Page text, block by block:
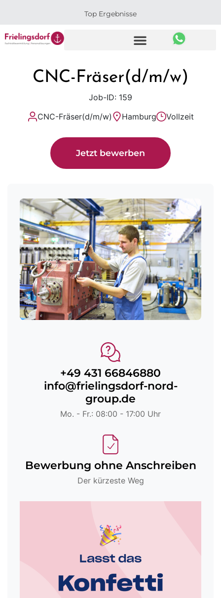
Top Ergebnisse
CNC-Fräser(d/m/w)
Job-ID: 159
CNC-Fräser(d/m/w)
Hamburg Vollzeit
Jetzt bewerben
+49 431 66846880
info@frielingsdorf-nord-
group.de
Mo. - Fr.: 08:00 - 17:00 Uhr
Bewerbung ohne Anschreiben
Der kürzeste Weg